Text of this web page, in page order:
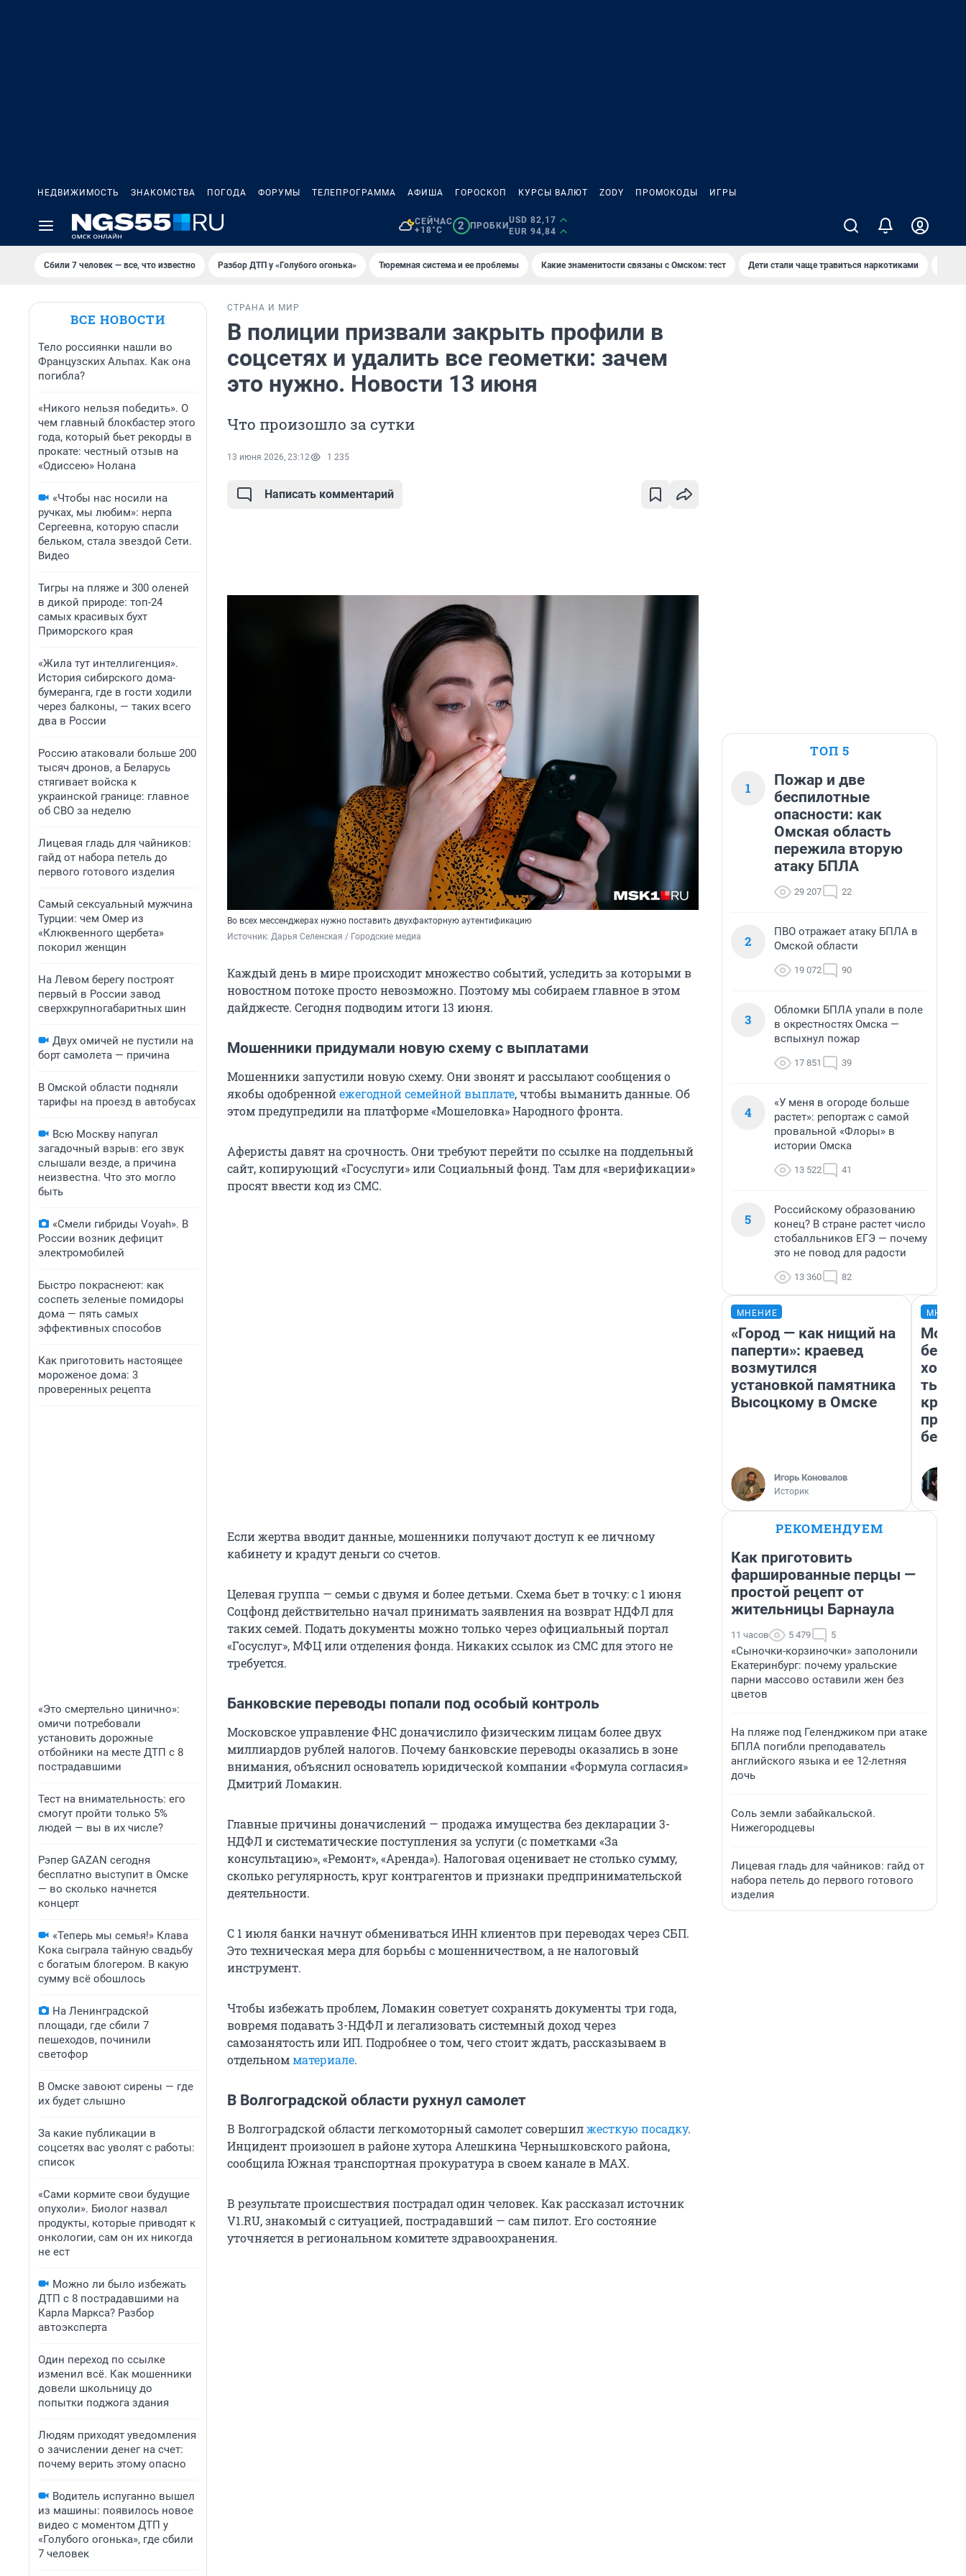
НЕДВИЖИМОСТЬ ЗНАКОМСТВА ПОГОДА ФОРУМЫ ТЕЛЕПРОГРАММА АФИША ГОРОСКОП КУРСЫ ВАЛЮТ ZODY ПРОМОКОДЫ ИГРЫ
СЕЙЧАС
+18°C
2 ПРОБКИ
USD 82,17
EUR 94,84
Сбили 7 человек — все, что известно Разбор ДТП у «Голубого огонька» Тюремная система и ее проблемы Какие знаменитости связаны с Омском: тест Дети стали чаще травиться наркотиками
ВСЕ НОВОСТИ
Тело россиянки нашли во
Французских Альпах. Как она
погибла?
«Никого нельзя победить». О
чем главный блокбастер этого
года, который бьет рекорды в
прокате: честный отзыв на
«Одиссею» Нолана
«Чтобы нас носили на
ручках, мы любим»: нерпа
Сергеевна, которую спасли
бельком, стала звездой Сети.
Видео
Тигры на пляже и 300 оленей
в дикой природе: топ-24
самых красивых бухт
Приморского края
«Жила тут интеллигенция».
История сибирского дома-
бумеранга, где в гости ходили
через балконы, — таких всего
два в России
Россию атаковали больше 200
тысяч дронов, а Беларусь
стягивает войска к
украинской границе: главное
об СВО за неделю
Лицевая гладь для чайников:
гайд от набора петель до
первого готового изделия
Самый сексуальный мужчина
Турции: чем Омер из
«Клюквенного щербета»
покорил женщин
На Левом берегу построят
первый в России завод
сверхкрупногабаритных шин
Двух омичей не пустили на
борт самолета — причина
В Омской области подняли
тарифы на проезд в автобусах
Всю Москву напугал
загадочный взрыв: его звук
слышали везде, а причина
неизвестна. Что это могло
быть
«Смели гибриды Voyah». В
России возник дефицит
электромобилей
Быстро покраснеют: как
соспеть зеленые помидоры
дома — пять самых
эффективных способов
Как приготовить настоящее
мороженое дома: 3
проверенных рецепта
«Это смертельно цинично»:
омичи потребовали
установить дорожные
отбойники на месте ДТП с 8
пострадавшими
Тест на внимательность: его
смогут пройти только 5%
людей — вы в их числе?
Рэпер GAZAN сегодня
бесплатно выступит в Омске
— во сколько начнется
концерт
«Теперь мы семья!» Клава
Кока сыграла тайную свадьбу
с богатым блогером. В какую
сумму всё обошлось
На Ленинградской
площади, где сбили 7
пешеходов, починили
светофор
В Омске завоют сирены — где
их будет слышно
За какие публикации в
соцсетях вас уволят с работы:
список
«Сами кормите свои будущие
опухоли». Биолог назвал
продукты, которые приводят к
онкологии, сам он их никогда
не ест
Можно ли было избежать
ДТП с 8 пострадавшими на
Карла Маркса? Разбор
автоэксперта
Один переход по ссылке
изменил всё. Как мошенники
довели школьницу до
попытки поджога здания
Людям приходят уведомления
о зачислении денег на счет:
почему верить этому опасно
Водитель испуганно вышел
из машины: появилось новое
видео с моментом ДТП у
«Голубого огонька», где сбили
7 человек
СТРАНА И МИР
В полиции призвали закрыть профили в
соцсетях и удалить все геометки: зачем
это нужно. Новости 13 июня
Что произошло за сутки
13 июня 2026, 23:12 1 235
Написать комментарий
Во всех мессенджерах нужно поставить двухфакторную аутентификацию
Источник: Дарья Селенская / Городские медиа
Каждый день в мире происходит множество событий, уследить за которыми в
новостном потоке просто невозможно. Поэтому мы собираем главное в этом
дайджесте. Сегодня подводим итоги 13 июня.
Мошенники придумали новую схему с выплатами
Мошенники запустили новую схему. Они звонят и рассылают сообщения о
якобы одобреннойежегодной семейной выплате, чтобы выманить данные. Об
этом предупредили на платформе «Мошеловка» Народного фронта.
Аферисты давят на срочность. Они требуют перейти по ссылке на поддельный
сайт, копирующий «Госуслуги» или Социальный фонд. Там для «верификации»
просят ввести код из СМС.
Если жертва вводит данные, мошенники получают доступ к ее личному
кабинету и крадут деньги со счетов.
Целевая группа — семьи с двумя и более детьми. Схема бьет в точку: с 1 июня
Соцфонд действительно начал принимать заявления на возврат НДФЛ для
таких семей. Подать документы можно только через официальный портал
«Госуслуг», МФЦ или отделения фонда. Никаких ссылок из СМС для этого не
требуется.
Банковские переводы попали под особый контроль
Московское управление ФНС доначислило физическим лицам более двух
миллиардов рублей налогов. Почему банковские переводы оказались в зоне
внимания, объяснил основатель юридической компании «Формула согласия»
Дмитрий Ломакин.
Главные причины доначислений — продажа имущества без декларации 3-
НДФЛ и систематические поступления за услуги (с пометками «За
консультацию», «Ремонт», «Аренда»). Налоговая оценивает не столько сумму,
сколько регулярность, круг контрагентов и признаки предпринимательской
деятельности.
С 1 июля банки начнут обмениваться ИНН клиентов при переводах через СБП.
Это техническая мера для борьбы с мошенничеством, а не налоговый
инструмент.
Чтобы избежать проблем, Ломакин советует сохранять документы три года,
вовремя подавать 3-НДФЛ и легализовать системный доход через
самозанятость или ИП. Подробнее о том, чего стоит ждать, рассказываем в
отдельномматериале.
В Волгоградской области рухнул самолет
В Волгоградской области легкомоторный самолет совершилжесткую посадку.
Инцидент произошел в районе хутора Алешкина Чернышковского района,
сообщила Южная транспортная прокуратура в своем канале в MAX.
В результате происшествия пострадал один человек. Как рассказал источник
V1.RU, знакомый с ситуацией, пострадавший — сам пилот. Его состояние
уточняется в региональном комитете здравоохранения.
ТОП 5
1
Пожар и две
беспилотные
опасности: как
Омская область
пережила вторую
атаку БПЛА
29 207 22
2
ПВО отражает атаку БПЛА в
Омской области
19 072 90
3
Обломки БПЛА упали в поле
в окрестностях Омска —
вспыхнул пожар
17 851 39
4
«У меня в огороде больше
растет»: репортаж с самой
провальной «Флоры» в
истории Омска
13 522 41
5
Российскому образованию
конец? В стране растет число
стобалльников ЕГЭ — почему
это не повод для радости
13 360 82
МНЕНИЕ
«Город — как нищий на
паперти»: краевед
возмутился
установкой памятника
Высоцкому в Омске
Игорь Коновалов
Историк
Мой
РЕКОМЕНДУЕМ
Как приготовить
фаршированные перцы —
простой рецепт от
жительницы Барнаула
11 часов 5 479 5
«Сыночки-корзиночки» заполонили
Екатеринбург: почему уральские
парни массово оставили жен без
цветов
На пляже под Геленджиком при атаке
БПЛА погибли преподаватель
английского языка и ее 12-летняя
дочь
Соль земли забайкальской.
Нижегородцевы
Лицевая гладь для чайников: гайд от
набора петель до первого готового
изделия